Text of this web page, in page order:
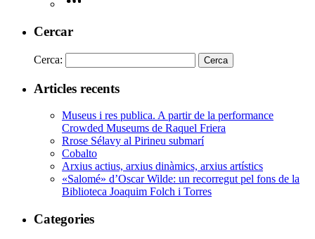
Cercar
Cerca:
Articles recents
Museus i res publica. A partir de la performance
Crowded Museums de Raquel Friera
Rrose Sélavy al Pirineu submarí
Cobalto
Arxius actius, arxius dinàmics, arxius artístics
«Salomé» d’Oscar Wilde: un recorregut pel fons de la
Biblioteca Joaquim Folch i Torres
Categories